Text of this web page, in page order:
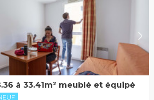
à 33.41m² meublé et équipé